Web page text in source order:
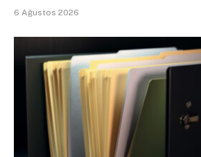
6 Ağustos 2026